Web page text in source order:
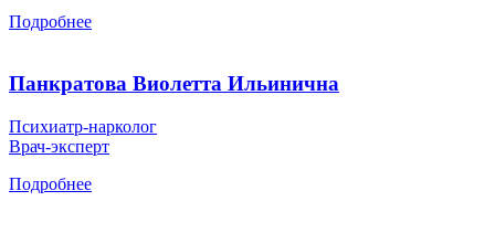
Подробнее
Панкратова Виолетта Ильинична
Психиатр-нарколог
Врач-эксперт
Подробнее